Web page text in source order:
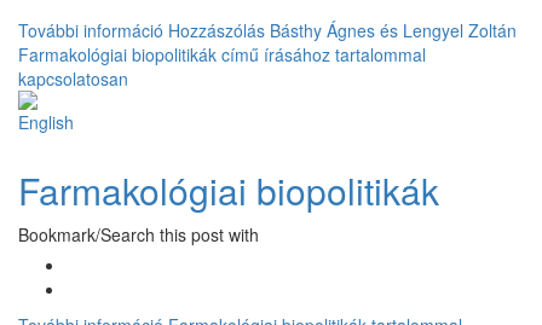
További információ Hozzászólás Básthy Ágnes és Lengyel Zoltán
Farmakológiai biopolitikák című írásához tartalommal
kapcsolatosan
Farmakológiai biopolitikák
Bookmark/Search this post with